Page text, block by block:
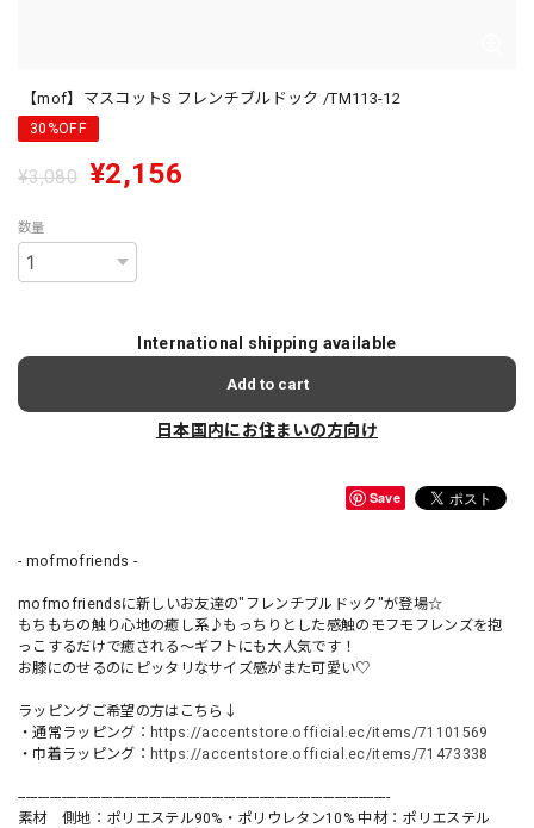
【mof】マスコットS フレンチブルドック /TM113-12
30%OFF
¥3,080 ¥2,156
数量
International shipping available
Add to cart
日本国内にお住まいの方向け
Save
- mofmofriends -
mofmofriendsに新しいお友達の"フレンチブルドック"が登場☆
もちもちの触り心地の癒し系♪もっちりとした感触のモフモフレンズを抱
っこするだけで癒される〜ギフトにも大人気です！
お膝にのせるのにピッタリなサイズ感がまた可愛い♡
ラッピングご希望の方はこちら↓
・通常ラッピング： https://accentstore.official.ec/items/71101569
・巾着ラッピング： https://accentstore.official.ec/items/71473338
----------------------------------------------------------------------------------------------
素材 側地：ポリエステル90%・ポリウレタン10% 中材：ポリエステル